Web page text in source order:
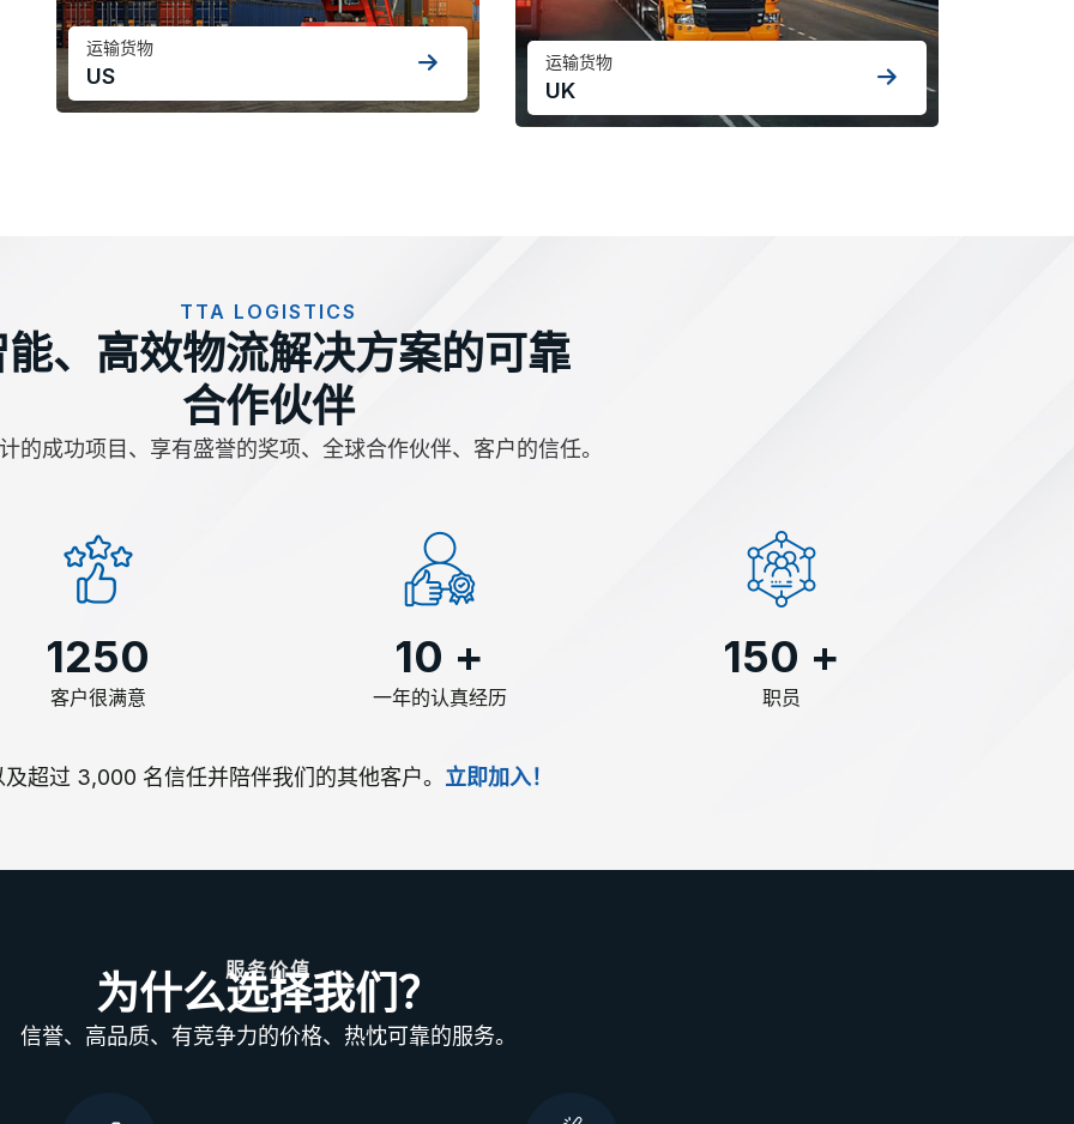
运输货物
US
运输货物
UK
TTA LOGISTICS
、高效物流解决方案的可靠
合作伙伴
的成功项目、享有盛誉的奖项、全球合作伙伴、客户的信任。
1250
客户很满意
10 +
一年的认真经历
150 +
职员
及超过 3,000 名信任并陪伴我们的其他客户。 立即加入！
服务价值
为什么选择我们？
信誉、高品质、有竞争力的价格、热忱可靠的服务。